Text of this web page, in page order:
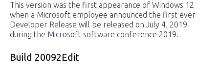
This version was the first appearance of Windows 12
when a Microsoft employee announced the first ever
Developer Release will be released on July 4, 2019
during the Microsoft software conference 2019.
Build 20092Edit